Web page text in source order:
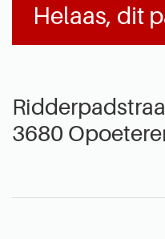
Helaas, dit
3680